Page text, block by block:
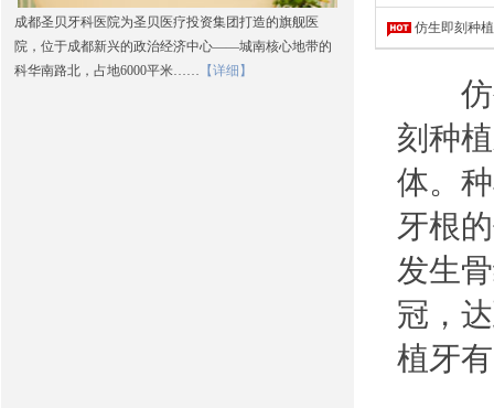
仿生即刻种
仿
刻种
体。
牙根
发生
冠，
植牙
成都圣贝牙科医院为圣贝医疗投资集团打造的旗舰医
院，位于成都新兴的政治经济中心——城南核心地带的
科华南路北，占地6000平米…… 【详细】